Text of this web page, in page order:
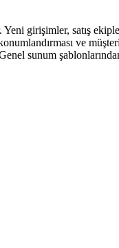
girişimler, satış
ve
sunum